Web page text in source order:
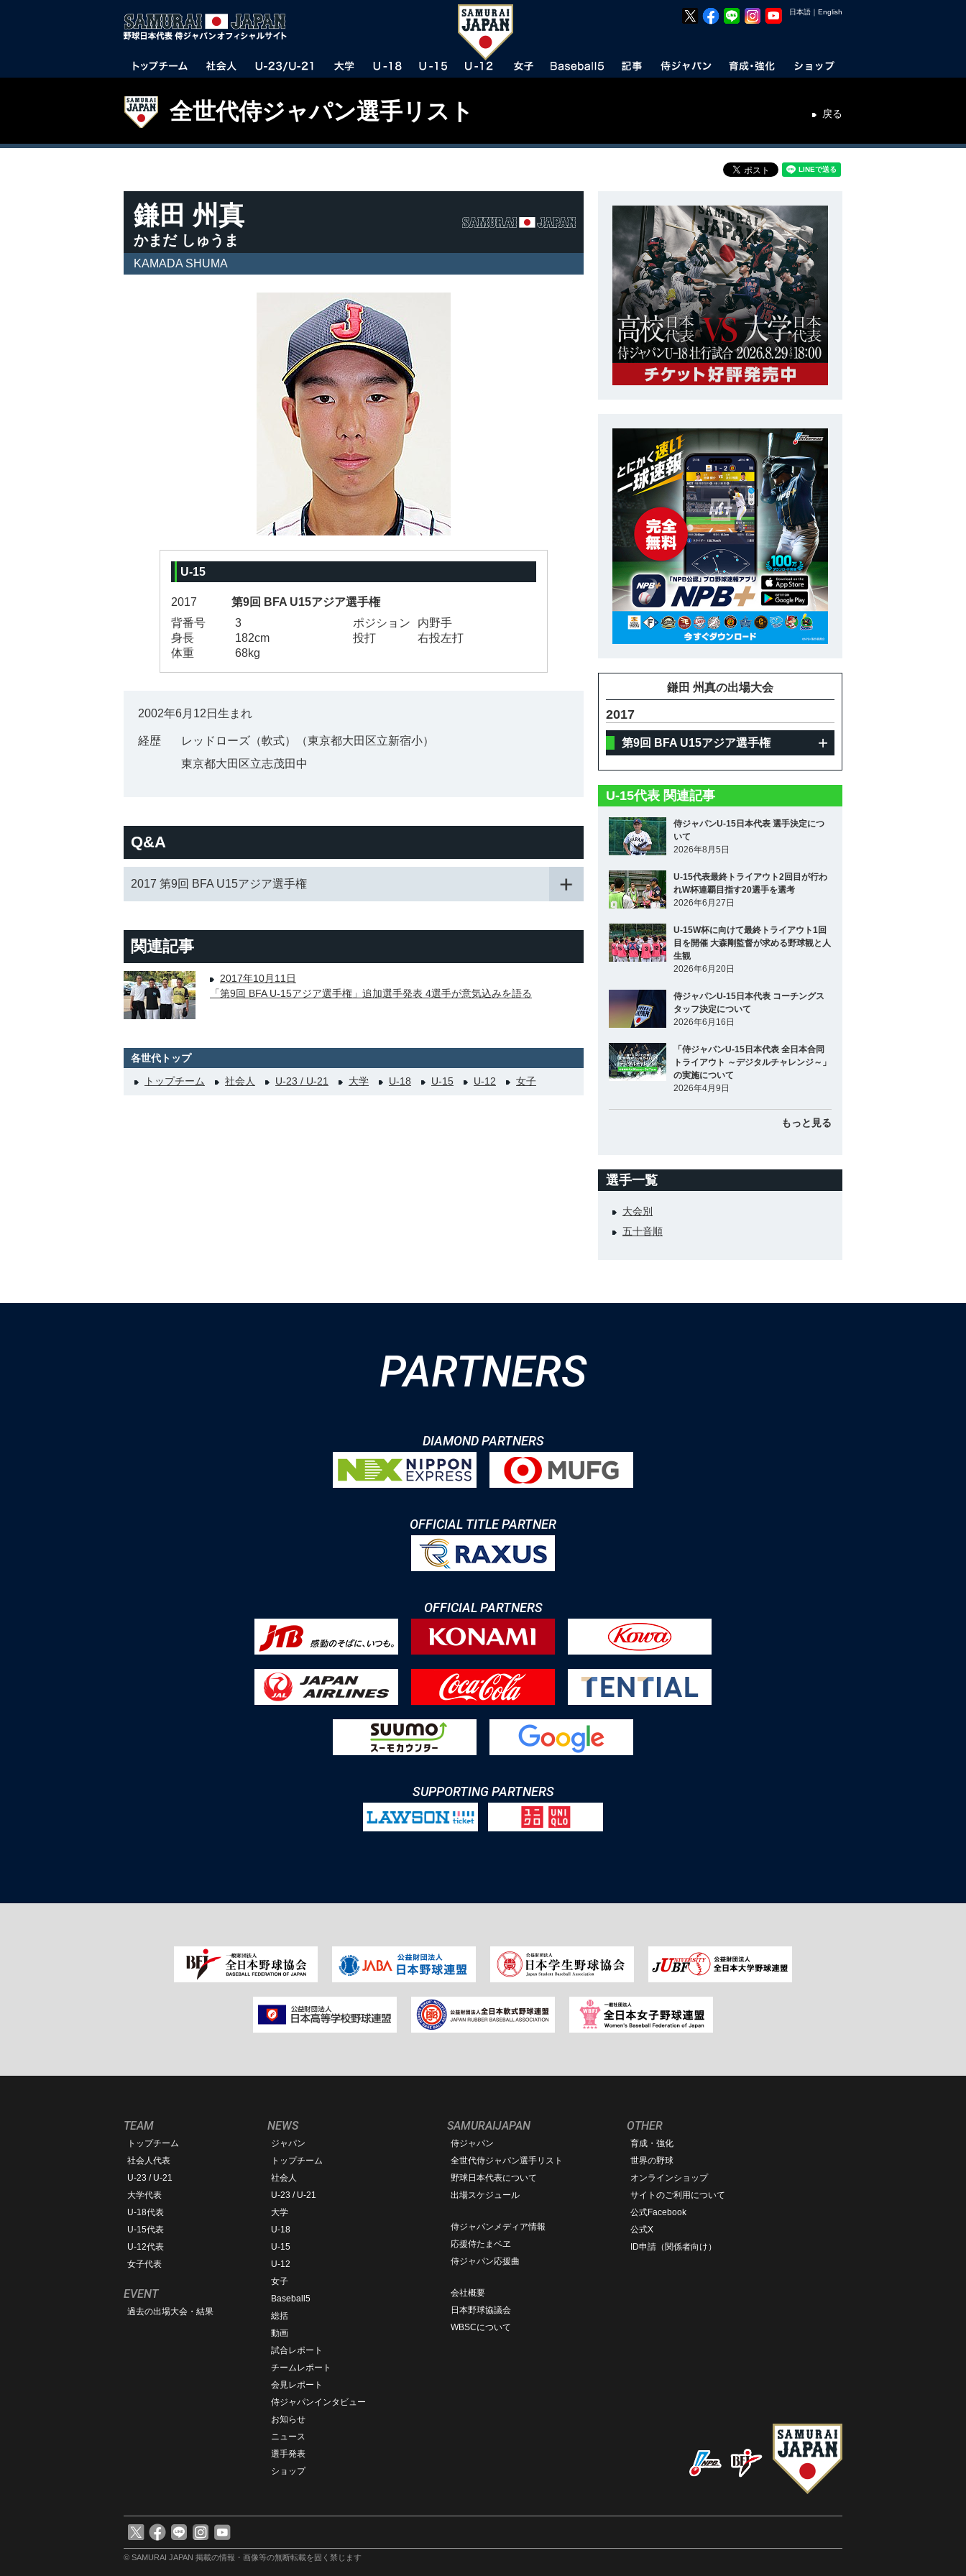
日本語 ｜ English
全世代侍ジャパン選手リスト 戻る
鎌田 州真
かまだ しゅうま
KAMADA SHUMA
U-15
2017
第9回 BFA U15アジア選手権
背番号
3 ポジション
内野手
身長
182cm 投打
右投左打
体重
68kg
2002年6月12日生まれ
経歴
レッドローズ（軟式）（東京都大田区立新宿小）
東京都大田区立志茂田中
Q&A
2017 第9回 BFA U15アジア選手権
関連記事
2017年10月11日
「第9回 BFA U-15アジア選手権」追加選手発表 4選手が意気込みを語る
各世代トップ
トップチーム
社会人 U-23 / U-21 大学 U-18 U-15 U-12 女子
鎌田 州真の出場大会
2017
第9回 BFA U15アジア選手権
U-15代表 関連記事
侍ジャパンU-15日本代表 選手決定につ
いて
2026年8月5日
U-15代表最終トライアウト2回目が行わ
れW杯連覇目指す20選手を選考
2026年6月27日
U-15W杯に向けて最終トライアウト1回
目を開催 大森剛監督が求める野球観と人
生観
2026年6月20日
侍ジャパンU-15日本代表 コーチングス
タッフ決定について
2026年6月16日
「侍ジャパンU-15日本代表 全日本合同
トライアウト ～デジタルチャレンジ～」
の実施について
2026年4月9日
もっと見る
選手一覧
大会別
五十音順
PARTNERS
DIAMOND PARTNERS
OFFICIAL TITLE PARTNER
OFFICIAL PARTNERS
SUPPORTING PARTNERS
TEAM
トップチーム
社会人代表
U-23 / U-21
大学代表
U-18代表
U-15代表
U-12代表
女子代表
EVENT
過去の出場大会・結果
NEWS
ジャパン
トップチーム
社会人
U-23 / U-21
大学
U-18
U-15
U-12
女子
Baseball5
総括
動画
試合レポート
チームレポート
会見レポート
侍ジャパンインタビュー
お知らせ
ニュース
選手発表
ショップ
SAMURAIJAPAN
侍ジャパン
全世代侍ジャパン選手リスト
野球日本代表について
出場スケジュール
侍ジャパンメディア情報
応援侍たまベヱ
侍ジャパン応援曲
会社概要
日本野球協議会
WBSCについて
OTHER
育成・強化
世界の野球
オンラインショップ
サイトのご利用について
公式Facebook
公式X
ID申請（関係者向け）
© SAMURAI JAPAN 掲載の情報・画像等の無断転載を固く禁じます